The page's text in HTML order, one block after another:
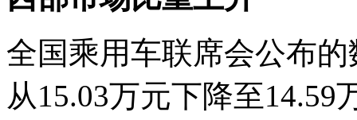
全国乘用车联席会公布
从15.03万元下降至